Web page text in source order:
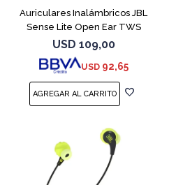
Auriculares Inalámbricos JBL
Sense Lite Open Ear TWS
Blanco
USD 109,00
USD 92,65